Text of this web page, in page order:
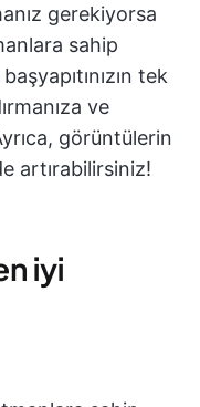
gerekiyorsa
sahip
tek
ve
görüntülerin
artırabilirsiniz!
iyi